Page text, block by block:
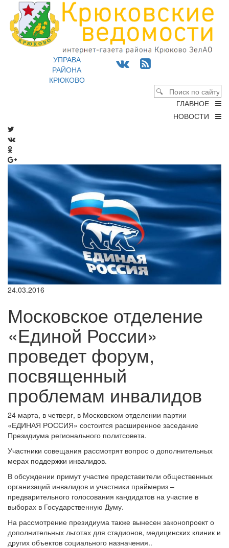
УПРАВА
РАЙОНА
КРЮКОВО
ГЛАВНОЕ
НОВОСТИ
24.03.2016
Московское отделение
«Единой России»
проведет форум,
посвященный
проблемам инвалидов
24 марта, в четверг, в Московском отделении партии
«ЕДИНАЯ РОССИЯ» состоится расширенное заседание
Президиума регионального политсовета.
Участники совещания рассмотрят вопрос о дополнительных
мерах поддержки инвалидов.
В обсуждении примут участие представители общественных
организаций инвалидов и участники праймериз –
предварительного голосования кандидатов на участие в
выборах в Государственную Думу.
На рассмотрение президиума также вынесен законопроект о
дополнительных льготах для стадионов, медицинских клиник и
других объектов социального назначения..